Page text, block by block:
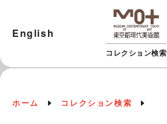
コレクション検索
English
ホーム コレクション検索